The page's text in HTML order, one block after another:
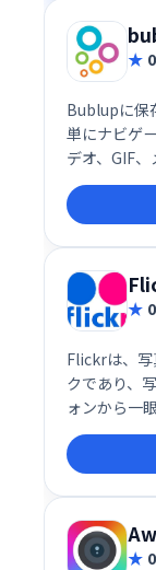
Bublupに保
単にナビゲ
デオ、GIF
ーに保存し
ているとき
事のプロジ
調和してい
Flickrは、写
クであり、
ォンから一
る写真を
す。プロか
り、作品を